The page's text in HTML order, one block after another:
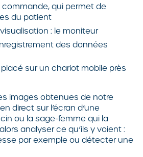
qui permet de
du patient
: le moniteur
des données
sur un chariot mobile près
images obtenues de notre
direct sur l’écran d’une
ou la sage-femme qui la
analyser ce qu’ils y voient :
par exemple ou détecter une